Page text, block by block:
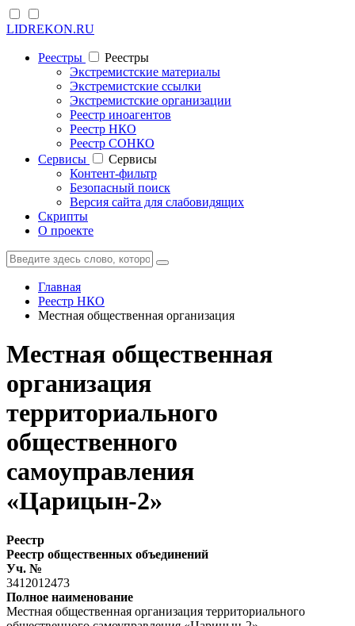
LIDREKON.RU
Реестры
Реестры
Экстремистские материалы
Экстремистские ссылки
Экстремистские организации
Реестр иноагентов
Реестр НКО
Реестр СОНКО
Cервисы
Cервисы
Контент-фильтр
Безопасный поиск
Версия сайта для слабовидящих
Скрипты
О проекте
Главная
Реестр НКО
Местная общественная организация
Местная общественная
организация
территориального
общественного
самоуправления
«Царицын-2»
Реестр
Реестр общественных объединений
Уч. №
3412012473
Полное наименование
Местная общественная организация территориального